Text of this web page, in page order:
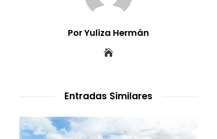
Por Yuliza Hermán
Entradas Similares